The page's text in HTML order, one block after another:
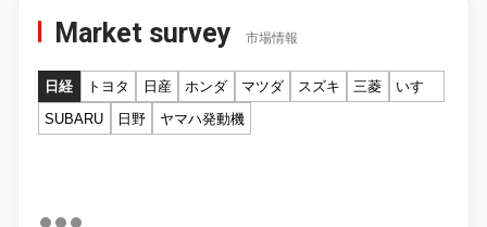
Market survey 市場情報
日経 トヨタ 日産 ホンダ マツダ スズキ 三菱
いすゞ
SUBARU
日野 ヤマハ発動機